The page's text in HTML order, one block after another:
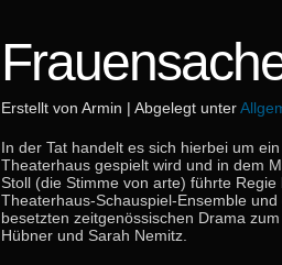
Erstellt von Armin | Abgelegt unter
In der Tat handelt es sich hierbei um
Theaterhaus gespielt wird und in dem
Stoll (die Stimme von arte) führte
Theaterhaus-Schauspiel-Ensemble
besetzten zeitgenössischen Drama
Hübner und Sarah Nemitz.